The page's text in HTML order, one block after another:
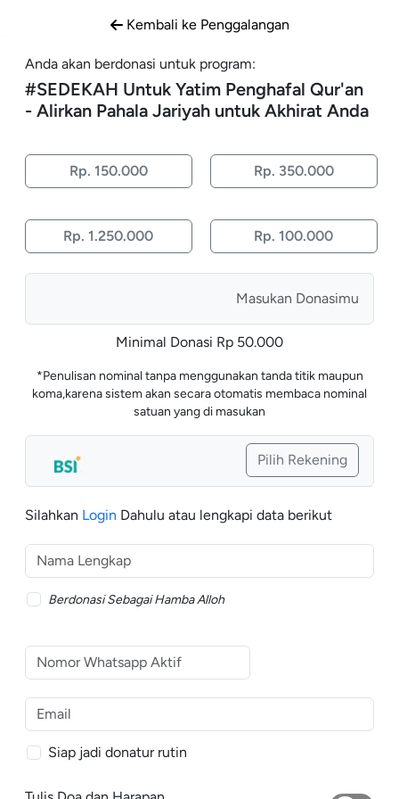
Kembali ke Penggalangan
Anda akan berdonasi untuk program:
#SEDEKAH Untuk Yatim Penghafal Qur'an
- Alirkan Pahala Jariyah untuk Akhirat Anda
Rp. 150.000 Rp. 350.000
Rp. 1.250.000 Rp. 100.000
Minimal Donasi Rp 50.000
*Penulisan nominal tanpa menggunakan tanda titik maupun
koma,karena sistem akan secara otomatis membaca nominal
satuan yang di masukan
Pilih Rekening
Silahkan Login Dahulu atau lengkapi data berikut
Berdonasi Sebagai Hamba Alloh
Siap jadi donatur rutin